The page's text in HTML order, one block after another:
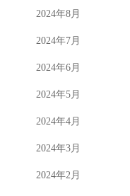
2024年8月
2024年7月
2024年6月
2024年5月
2024年4月
2024年3月
2024年2月